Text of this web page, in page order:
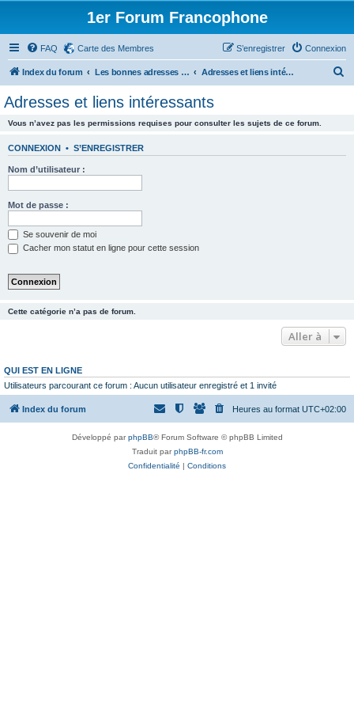
1er Forum Francophone
FAQ Carte des Membres Connexion
S’enregistrer
Index du forum Les bonnes adresses - Plans - Téléchargements - Livres etc. Adresses et liens intéressants
Adresses et liens intéressants
Vous n’avez pas les permissions requises pour consulter les sujets de ce forum.
CONNEXION • S’ENREGISTRER
Nom d’utilisateur :
Mot de passe :
Se souvenir de moi
Cacher mon statut en ligne pour cette session
Cette catégorie n’a pas de forum.
Aller à
QUI EST EN LIGNE
Utilisateurs parcourant ce forum : Aucun utilisateur enregistré et 1 invité
Index du forum Heures au format UTC+02:00
Développé parphpBB® Forum Software © phpBB Limited
Traduit parphpBB-fr.com
Confidentialité | Conditions